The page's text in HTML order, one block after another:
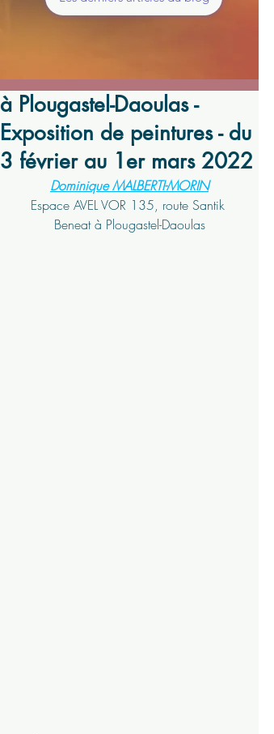
à Plougastel-Daoulas -
Exposition de peintures - du
3 février au 1er mars 2022
Dominique MALBERTI-MORIN
Espace AVEL VOR 135, route Santik
Beneat à Plougastel-Daoulas